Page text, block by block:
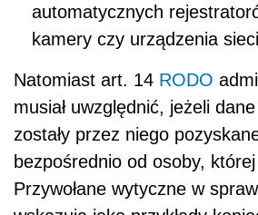
automatycznych
kamery czy urządzenia
Natomiast art. 14 RODO
musiał uwzględnić, jeżeli
zostały przez niego
bezpośrednio od osoby,
Przywołane wytyczne w